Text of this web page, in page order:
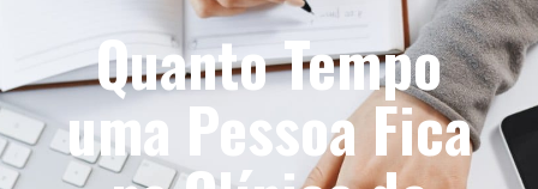
Quanto Tempo
uma Pessoa Fica